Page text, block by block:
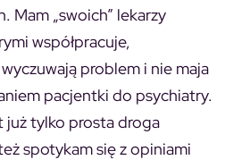
Mam „swoich” lekarzy
współpracuje,
problem i nie maja
pacjentki do psychiatry.
już tylko prosta droga
spotykam się z opiniami